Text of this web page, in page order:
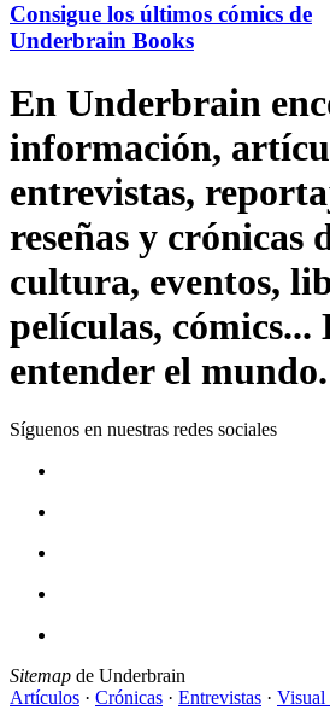
Consigue los últimos cómics de
Underbrain Books
En Underbrain
información,
entrevistas,
reseñas y crónicas
cultura, eventos,
películas, cómics...
entender el mundo.
Síguenos en nuestras redes sociales
Sitemap de Underbrain
Artículos · Crónicas · Entrevistas · Visual